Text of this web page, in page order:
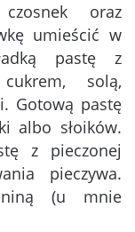
oraz
umieścić w
pastę z
solą,
Gotową pastę
albo słoików.
z pieczonej
pieczywa.
(u mnie